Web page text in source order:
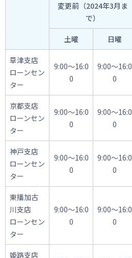
変更前（2024年3月ま
で）
土曜 日曜
草津支店
ローンセン
ター
9:00～16:0
0
9:00～16:0
0
京都支店
ローンセン
ター
9:00～16:0
0
9:00～16:0
0
神戸支店
ローンセン
ター
9:00～16:0
0
9:00～16:0
0
東播加古
川支店
ローンセン
ター
9:00～16:0
0
9:00～16:0
0
姫路支店